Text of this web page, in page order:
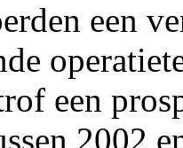
een
een
2002